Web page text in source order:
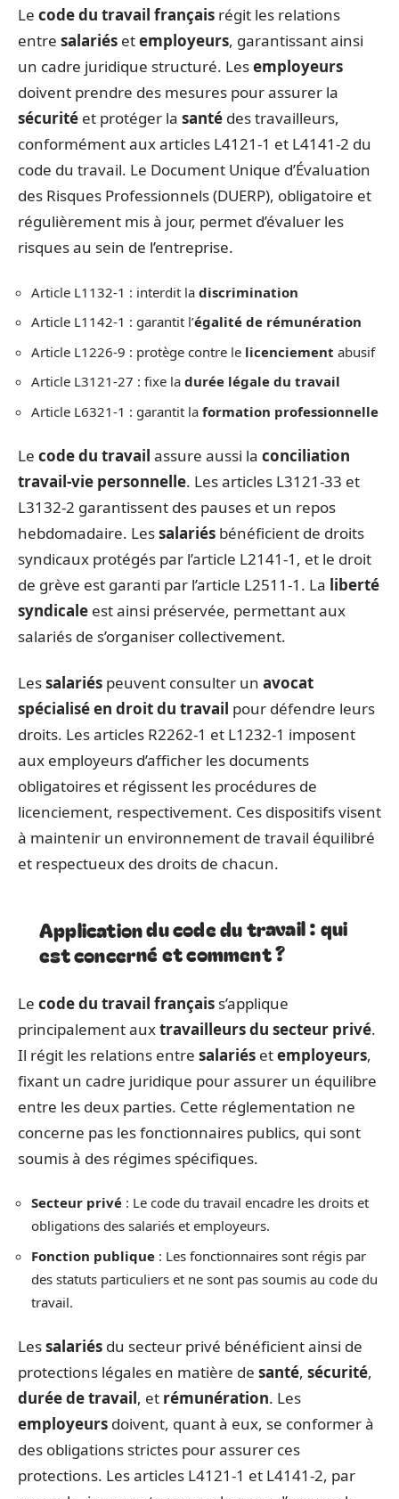
Le code du travail français régit les relations
entre salariés etemployeurs, garantissant ainsi
un cadre juridique structuré. Lesemployeurs
doivent prendre des mesures pour assurer la
sécurité et protéger la santé des travailleurs,
conformément aux articles L4121-1 et L4141-2 du
code du travail. Le Document Unique d’Évaluation
des Risques Professionnels (DUERP), obligatoire et
régulièrement mis à jour, permet d’évaluer les
risques au sein de l’entreprise.
Article L1132-1 : interdit la discrimination
Article L1142-1 : garantit l’égalité de rémunération
Article L1226-9 : protège contre le licenciement abusif
Article L3121-27 : fixe la durée légale du travail
Article L6321-1 : garantit la formation professionnelle
Le code du travail assure aussi la conciliation
travail-vie personnelle. Les articles L3121-33 et
L3132-2 garantissent des pauses et un repos
hebdomadaire. Lessalariés bénéficient de droits
syndicaux protégés par l’article L2141-1, et le droit
de grève est garanti par l’article L2511-1. La liberté
syndicale est ainsi préservée, permettant aux
salariés de s’organiser collectivement.
Lessalariés peuvent consulter un avocat
spécialisé en droit du travail pour défendre leurs
droits. Les articles R2262-1 et L1232-1 imposent
aux employeurs d’afficher les documents
obligatoires et régissent les procédures de
licenciement, respectivement. Ces dispositifs visent
à maintenir un environnement de travail équilibré
et respectueux des droits de chacun.
Application du code du travail : qui
est concerné et comment ?
Le code du travail français s’applique
principalement auxtravailleurs du secteur privé.
Il régit les relations entre salariés etemployeurs,
fixant un cadre juridique pour assurer un équilibre
entre les deux parties. Cette réglementation ne
concerne pas les fonctionnaires publics, qui sont
soumis à des régimes spécifiques.
Secteur privé : Le code du travail encadre les droits et
obligations des salariés et employeurs.
Fonction publique : Les fonctionnaires sont régis par
des statuts particuliers et ne sont pas soumis au code du
travail.
Lessalariés du secteur privé bénéficient ainsi de
protections légales en matière de santé, sécurité,
durée de travail, et rémunération. Les
employeurs doivent, quant à eux, se conformer à
des obligations strictes pour assurer ces
protections. Les articles L4121-1 et L4141-2, par